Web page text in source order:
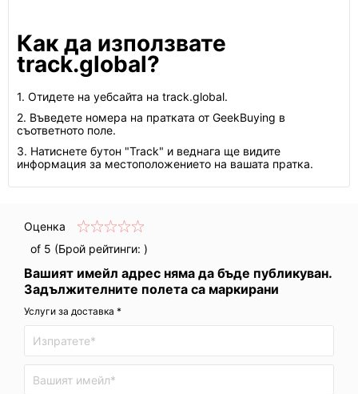
Как да използвате
track.global?
1. Отидете на уебсайта на track.global.
2. Въведете номера на пратката от GeekBuying в
съответното поле.
3. Натиснете бутон "Track" и веднага ще видите
информация за местоположението на вашата пратка.
Оценка
of 5 (Брой рейтинги: )
Вашият имейл адрес няма да бъде публикуван.
Задължителните полета са маркирани
Услуги за доставка *